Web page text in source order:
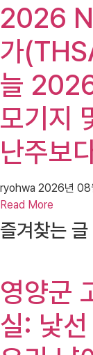
2026
가
늘
모기지
난주보
ryohwa 2026년 08
Read More
즐겨찾는 글
영양군
실: 낯